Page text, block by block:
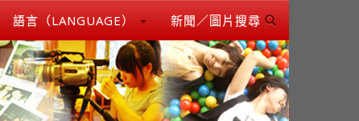
語言（LANGUAGE） 新聞／圖片搜尋